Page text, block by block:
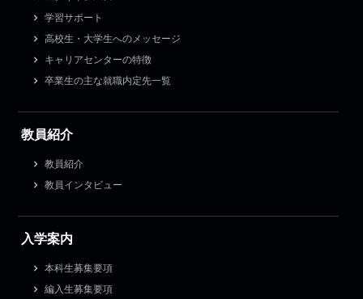
学習サポート
高校生・大学生へのメッセージ
キャリアセンターの特徴
卒業生の主な就職内定先一覧
教員紹介
教員紹介
教員インタビュー
入学案内
本科生募集要項
編入生募集要項